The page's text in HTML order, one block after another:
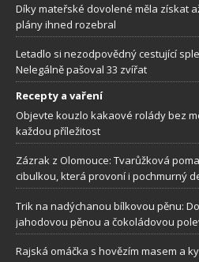
Díky mateřské dovolené měla získat
plány ihned rozebral
Letadlo si nezodpovědný cestující
Nelegálně pašoval 33 zvířat
Recepty a vaření
Objevte kouzlo kakaové rolády bez
každou příležitost
Zázrak z Olomouce: Tvarůžková
cibulkou, která provoní i pochmurný
Trik na nadýchanou bílkovou pěnu:
jahodovou pěnou a čokoládovou
Rajská omáčka s hovězím masem a